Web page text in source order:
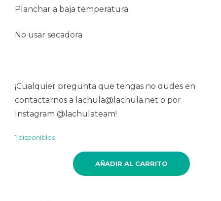
Planchar a baja temperatura
No usar secadora
¡Cualquier pregunta que tengas no dudes en
contactarnos a lachula@lachula.net o por
Instagram @lachulateam!
1 disponibles
Camisa VINTAGE azteca verde TALLA 38-40 cantidad
AÑADIR AL CARRITO